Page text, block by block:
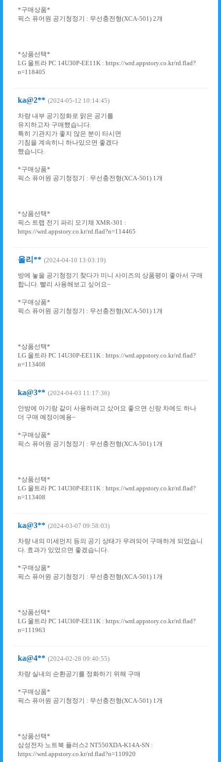
*구매상품*
픽스 퓨어원 공기청정기 : 무선충전형(XCA-501) 2개
*상품선택*
LG 울트라 PC 14U30P-EE11K : https://wrd.appstory.co.kr/rd.flad?
n=118405
ka@2** (2024-05-12 10:14:45)
차량 내부 공기정화로 맑은 공기를
유지하고자 구매했습니다.
특히 기관지가 좋지 않은 분이 타시면
기침을 계속히니 하나있으면 좋겠다
했습니다.
*구매상품*
픽스 퓨어원 공기청정기 : 무선충전형(XCA-501) 1개
*상품선택*
픽스 트랩 전기 파리 모기채 XMR-301 :
https://wrd.appstory.co.kr/rd.flad?n=114465
올리** (2024-04-10 13:03:19)
방에 놓을 공기청정기 찾다가 미니 사이즈의 상품평이 좋아서 구매
합니다. 빨리 사용해보고 싶어요~
*구매상품*
픽스 퓨어원 공기청정기 : 무선충전형(XCA-501) 1개
*상품선택*
LG 울트라 PC 14U30P-EE11K : https://wrd.appstory.co.kr/rd.flad?
n=113408
ka@3** (2024-04-03 11:17:36)
안방에 아기랑 같이 사용하려고 샀어요 좋으면 신랑 차에도 하나
더 구매 예정이예용~
*구매상품*
픽스 퓨어원 공기청정기 : 무선충전형(XCA-501) 1개
*상품선택*
LG 울트라 PC 14U30P-EE11K : https://wrd.appstory.co.kr/rd.flad?
n=113408
ka@3** (2024-03-07 09:58:03)
차량 내의 미세먼지 등의 공기 상태가 우려되어 구매하게 되었습니
다. 효과가 있었으면 좋겠습니다.
*구매상품*
픽스 퓨어원 공기청정기 : 무선충전형(XCA-501) 1개
*상품선택*
LG 울트라 PC 14U30P-EE11K : https://wrd.appstory.co.kr/rd.flad?
n=111963
ka@4** (2024-02-28 09:40:55)
차량 실내의 순환공기를 정화하기 위해 구매
*구매상품*
픽스 퓨어원 공기청정기 : 무선충전형(XCA-501) 1개
*상품선택*
삼성전자 노트북 플러스2 NT550XDA-K14A-SN :
https://wrd.appstory.co.kr/rd.flad?n=110920